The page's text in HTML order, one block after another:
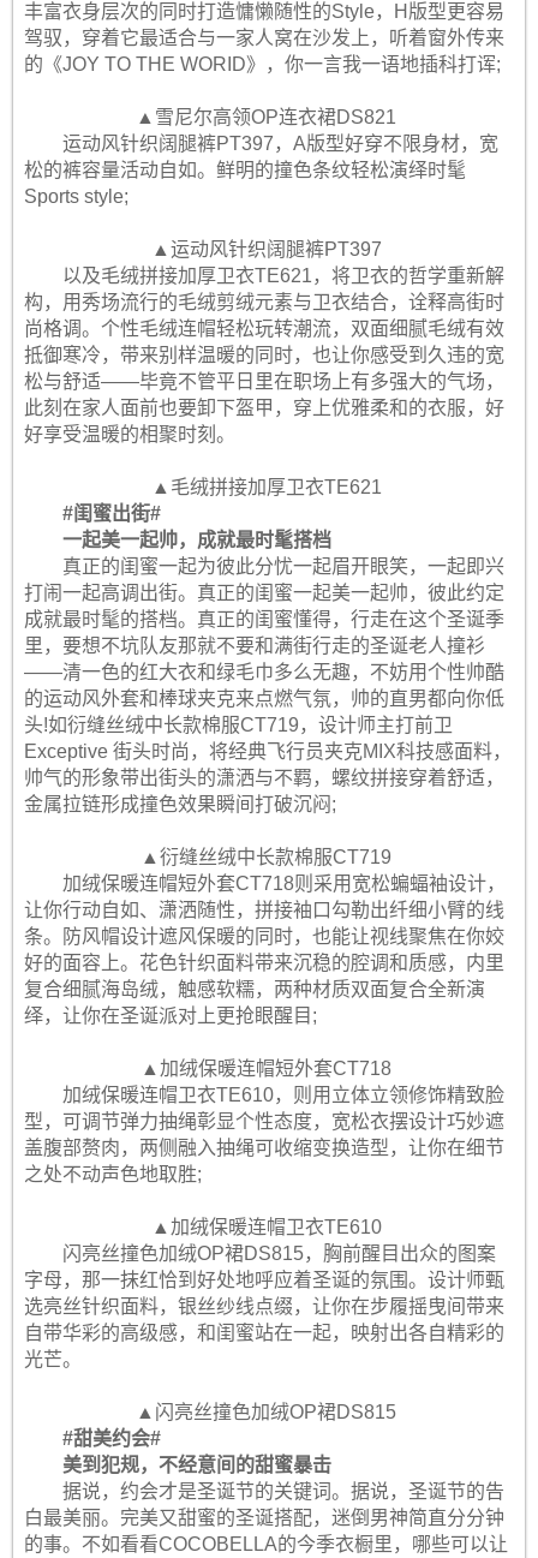
丰富衣身层次的同时打造慵懒随性的Style，H版型更容易
驾驭，穿着它最适合与一家人窝在沙发上，听着窗外传来
的《JOY TO THE WORID》，你一言我一语地插科打诨;
▲雪尼尔高领OP连衣裙DS821
运动风针织阔腿裤PT397，A版型好穿不限身材，宽
松的裤容量活动自如。鲜明的撞色条纹轻松演绎时髦
Sports style;
▲运动风针织阔腿裤PT397
以及毛绒拼接加厚卫衣TE621，将卫衣的哲学重新解
构，用秀场流行的毛绒剪绒元素与卫衣结合，诠释高街时
尚格调。个性毛绒连帽轻松玩转潮流，双面细腻毛绒有效
抵御寒冷，带来别样温暖的同时，也让你感受到久违的宽
松与舒适——毕竟不管平日里在职场上有多强大的气场，
此刻在家人面前也要卸下盔甲，穿上优雅柔和的衣服，好
好享受温暖的相聚时刻。
▲毛绒拼接加厚卫衣TE621
#闺蜜出街#
一起美一起帅，成就最时髦搭档
真正的闺蜜一起为彼此分忧一起眉开眼笑，一起即兴
打闹一起高调出街。真正的闺蜜一起美一起帅，彼此约定
成就最时髦的搭档。真正的闺蜜懂得，行走在这个圣诞季
里，要想不坑队友那就不要和满街行走的圣诞老人撞衫
——清一色的红大衣和绿毛巾多么无趣，不妨用个性帅酷
的运动风外套和棒球夹克来点燃气氛，帅的直男都向你低
头!如衍缝丝绒中长款棉服CT719，设计师主打前卫
Exceptive 街头时尚，将经典飞行员夹克MIX科技感面料，
帅气的形象带出街头的潇洒与不羁，螺纹拼接穿着舒适，
金属拉链形成撞色效果瞬间打破沉闷;
▲衍缝丝绒中长款棉服CT719
加绒保暖连帽短外套CT718则采用宽松蝙蝠袖设计，
让你行动自如、潇洒随性，拼接袖口勾勒出纤细小臂的线
条。防风帽设计遮风保暖的同时，也能让视线聚焦在你姣
好的面容上。花色针织面料带来沉稳的腔调和质感，内里
复合细腻海岛绒，触感软糯，两种材质双面复合全新演
绎，让你在圣诞派对上更抢眼醒目;
▲加绒保暖连帽短外套CT718
加绒保暖连帽卫衣TE610，则用立体立领修饰精致脸
型，可调节弹力抽绳彰显个性态度，宽松衣摆设计巧妙遮
盖腹部赘肉，两侧融入抽绳可收缩变换造型，让你在细节
之处不动声色地取胜;
▲加绒保暖连帽卫衣TE610
闪亮丝撞色加绒OP裙DS815，胸前醒目出众的图案
字母，那一抹红恰到好处地呼应着圣诞的氛围。设计师甄
选亮丝针织面料，银丝纱线点缀，让你在步履摇曳间带来
自带华彩的高级感，和闺蜜站在一起，映射出各自精彩的
光芒。
▲闪亮丝撞色加绒OP裙DS815
#甜美约会#
美到犯规，不经意间的甜蜜暴击
据说，约会才是圣诞节的关键词。据说，圣诞节的告
白最美丽。完美又甜蜜的圣诞搭配，迷倒男神简直分分钟
的事。不如看看COCOBELLA的今季衣橱里，哪些可以让